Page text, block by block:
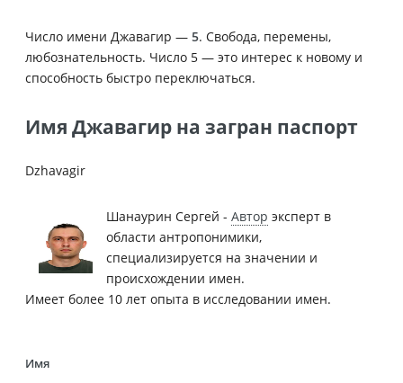
Число имени Джавагир — 5. Свобода, перемены,
любознательность. Число 5 — это интерес к новому и
способность быстро переключаться.
Имя Джавагир на загран паспорт
Dzhavagir
Шанаурин Сергей - Автор эксперт в
области антропонимики,
специализируется на значении и
происхождении имен.
Имеет более 10 лет опыта в исследовании имен.
Имя